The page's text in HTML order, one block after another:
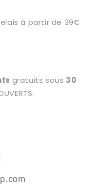
à partir de 39€
gratuits sous 30